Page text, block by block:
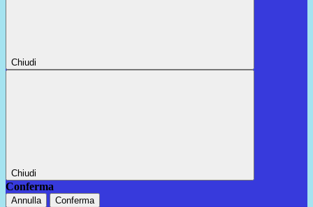
Chiudi
Chiudi
Conferma
Annulla Conferma